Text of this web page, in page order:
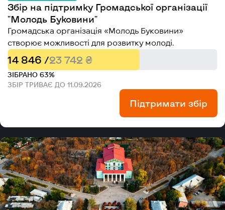
Збір на підтримку Громадської організації
"Молодь Буковини"
Громадська організація «Молодь Буковини»
створює можливості для розвитку молоді.
14 846 /23 742 ₴
ЗІБРАНО 63%
ЗБІР ТРИВАЄ ДО 11.09.2026
Підтримати збір